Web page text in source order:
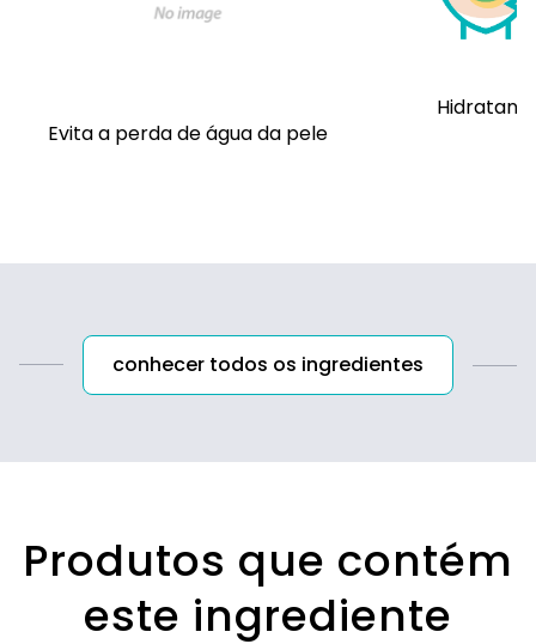
Evita a perda de água da pele
conhecer todos os ingredientes
Produtos que contém
este ingrediente